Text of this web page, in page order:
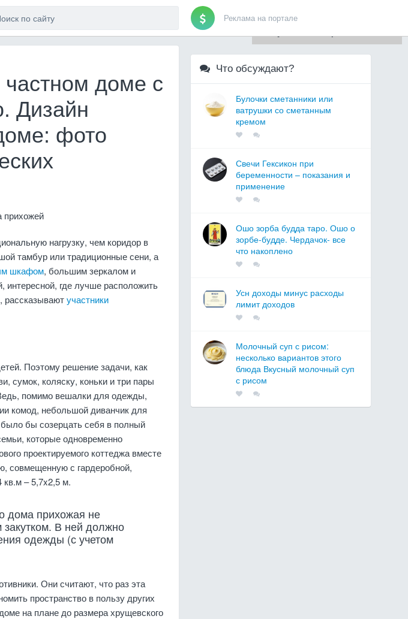
Реклама на портале
доме с
Дизайн
фото
прихожей
нагрузку, чем коридор в
тамбур или традиционные сени, а
шкафом, большим зеркалом и
интересной, где лучше расположить
рассказываютучастники
Поэтому решение задачи, как
сумок, коляску, коньки и три пары
помимо вешалки для одежды,
комод, небольшой диванчик для
бы созерцать себя в полный
которые одновременно
проектируемого коттеджа вместе
совмещенную с гардеробной,
– 5,7x2,5 м.
дома прихожая не
В ней должно
одежды (с учетом
Они считают, что раз эта
пространство в пользу других
на плане до размера хрущевского
Что обсуждают?
Булочки сметанники или
ватрушки со сметанным
кремом
Свечи Гексикон при
беременности – показания и
применение
Ошо зорба будда таро. Ошо о
зорбе-будде. Чердачок- все
что накоплено
Усн доходы минус расходы
лимит доходов
Молочный суп с рисом:
несколько вариантов этого
блюда Вкусный молочный суп
с рисом
Для любых предложений по